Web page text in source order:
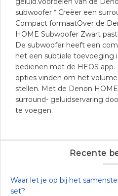
subwoofer * Creëer een
Compact formaatOver de
HOME Subwoofer Zwart
De subwoofer heeft een
het een subtiele toevoeging
bedienen met de HEOS
opties vinden om het
stellen. Met de Denon
surround- geluidservaring
te voegen.
Recente
Waar let je op bij het
set?